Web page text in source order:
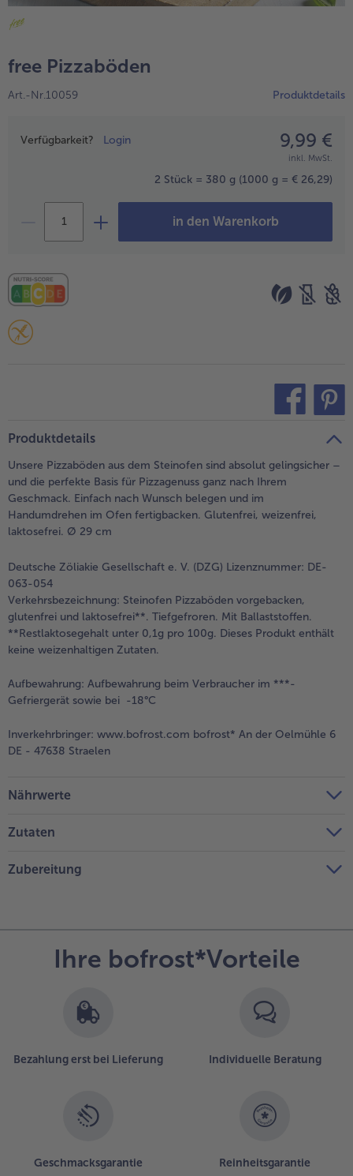
alle Kuchen & Torten
alle High Protein
Heißluftfritteuse
- 5 € beim Kauf von 7 Schlemmermenüs nach Wahl
free Pizzaböden
Art.-Nr.10059 Produktdetails
Preisangabe
Verfügbarkeit? Login 9,99 €
inkl. MwSt.
2 Stück = 380 g (1000 g = € 26,29)
in den Warenkorb
Produktdetails
Unsere Pizzaböden aus dem Steinofen sind absolut gelingsicher –
und die perfekte Basis für Pizzagenuss ganz nach Ihrem
Geschmack. Einfach nach Wunsch belegen und im
Handumdrehen im Ofen fertigbacken. Glutenfrei, weizenfrei,
laktosefrei. Ø 29 cm
Deutsche Zöliakie Gesellschaft e. V. (DZG) Lizenznummer: DE-
063-054
Verkehrsbezeichnung: Steinofen Pizzaböden vorgebacken,
glutenfrei und laktosefrei**. Tiefgefroren. Mit Ballaststoffen.
**Restlaktosegehalt unter 0,1g pro 100g. Dieses Produkt enthält
keine weizenhaltigen Zutaten.
Aufbewahrung: Aufbewahrung beim Verbraucher im ***-
Gefriergerät sowie bei -18°C
Inverkehrbringer: www.bofrost.com bofrost* An der Oelmühle 6
DE - 47638 Straelen
Nährwerte
Zutaten
Zubereitung
Ihre bofrost*Vorteile
Bezahlung erst bei Lieferung Individuelle Beratung
Geschmacksgarantie Reinheitsgarantie